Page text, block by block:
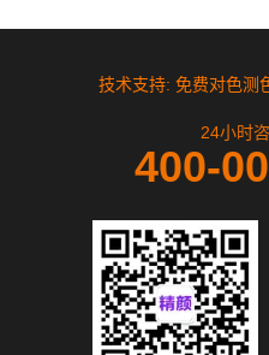
技术支持: 免费对色测
24小时
400-